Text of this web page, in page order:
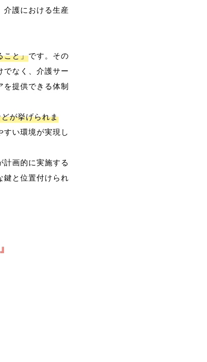
介護における生産
こと」です。その
でなく、介護サー
提供できる体制
が挙げられま
すい環境が実現し
計画的に実施する
鍵と位置付けられ